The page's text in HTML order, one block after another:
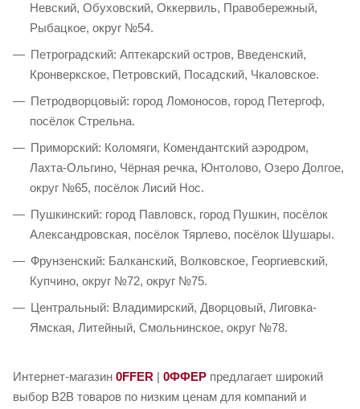
Невский, Обуховский, Оккервиль, Правобережный,
Рыбацкое, округ №54.
Петроградский: Аптекарский остров, Введенский,
Кронверкское, Петровский, Посадский, Чкаловское.
Петродворцовый: город Ломоносов, город Петергоф,
посёлок Стрельна.
Приморский: Коломяги, Комендантский аэродром,
Лахта-Ольгино, Чёрная речка, Юнтолово, Озеро Долгое,
округ №65, посёлок Лисий Нос.
Пушкинский: город Павловск, город Пушкин, посёлок
Александровская, посёлок Тярлево, посёлок Шушары.
Фрунзенский: Балканский, Волковское, Георгиевский,
Купчино, округ №72, округ №75.
Центральный: Владимирский, Дворцовый, Лиговка-
Ямская, Литейный, Смольнинское, округ №78.
Интернет-магазин 0FFER | 0ФФЕР предлагает широкий
выбор B2B товаров по низким ценам для компаний и